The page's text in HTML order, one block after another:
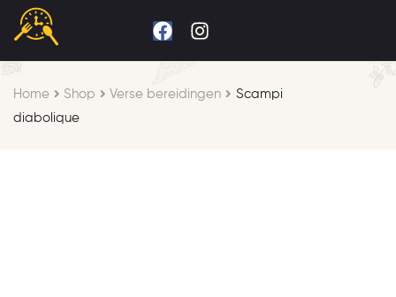
Home Shop Verse bereidingen
Scampi
diabolique